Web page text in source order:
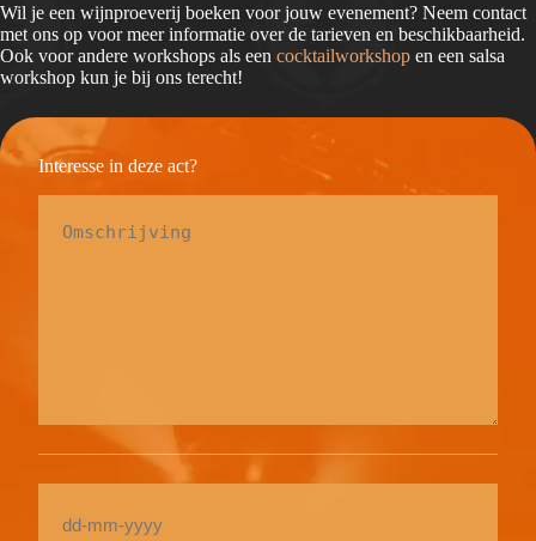
Wil je een wijnproeverij boeken voor jouw evenement? Neem contact
met ons op voor meer informatie over de tarieven en beschikbaarheid.
Ook voor andere workshops als een cocktailworkshop en een salsa
workshop kun je bij ons terecht!
Interesse in deze act?
DD